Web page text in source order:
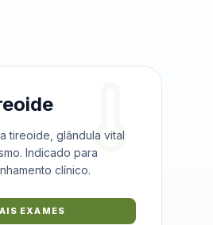
tireoide, glândula vital
Indicado para
clínico.
EXAMES